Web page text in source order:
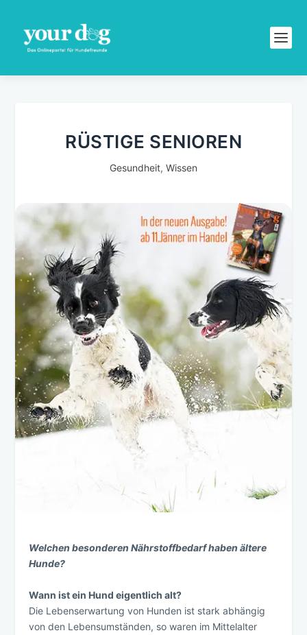
RÜSTIGE SENIOREN
Gesundheit, Wissen
Welchen besonderen Nährstoffbedarf haben ältere
Hunde?
Wann ist ein Hund eigentlich alt?
Die Lebenserwartung von Hunden ist stark abhängig
von den Lebensumständen, so waren im Mittelalter